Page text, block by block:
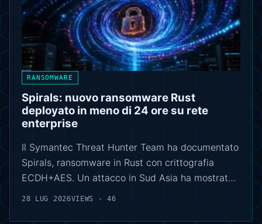
RANSOMWARE
Spirals: nuovo ransomware Rust
deployato in meno di 24 ore su rete
enterprise
Il Symantec Threat Hunter Team ha documentato
Spirals, ransomware in Rust con crittografia
ECDH+AES. Un attacco in Sud Asia ha mostrat…
28 LUG 2026VIEWS - 46